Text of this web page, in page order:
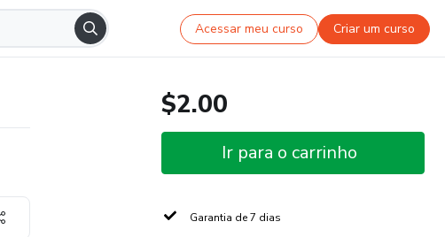
Acessar meu curso Criar um curso
$2.00
Ir para o carrinho
Garantia de 7 dias